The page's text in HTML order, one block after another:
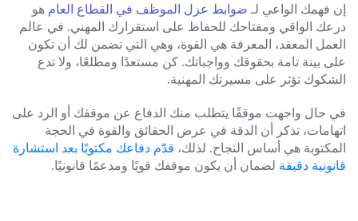
إن فهمك الواعي لـ ضوابط عزل الموظف في القطاع العام هو
درعك الواقي ومفتاحك للحفاظ على استقرارك المهني. في عالم
العمل المعقد، المعرفة هي القوة، وهي التي تضمن لك أن تكون
على بينة تامة بحقوقك وواجباتك. كن مستعدًا ومطلعًا، ولا تدع
الشكوك تؤثر على مسيرتك المهنية.
في حال واجهت موقفًا يتطلب منك الدفاع عن موقفك أو الرد على
اتهامات، تذكر أن الدقة في عرض الحقائق والقوة في الحجة
المكتوبة هي أساس النجاح. لذلك، قدّم دفاعك مكتوبًا بعد استشارة
قانونية دقيقة لضمان أن يكون موقفك قويًا ومدعمًا قانونيًا.